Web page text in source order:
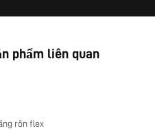
phẩm liên quan
rôn flex